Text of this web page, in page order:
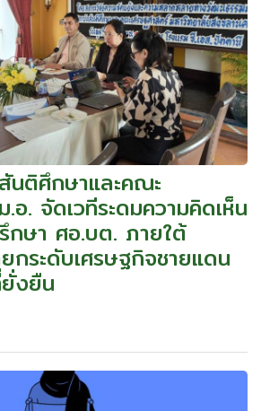
นติศึกษาและคณะ
อ. จัดเวทีระดมความคิดเห็น
กษา ศอ.บต. ภายใต้
กระดับเศรษฐกิจชายแดน
งยืน